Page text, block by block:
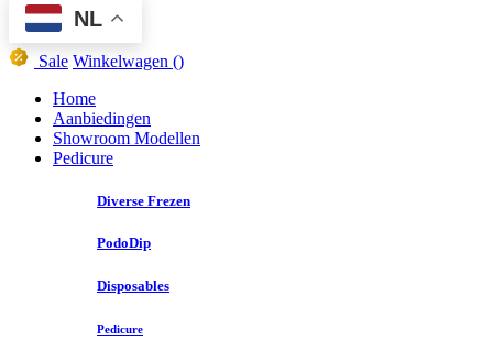
NL
Sale Winkelwagen ()
Home
Aanbiedingen
Showroom Modellen
Pedicure
Diverse Frezen
PodoDip
Disposables
Pedicure